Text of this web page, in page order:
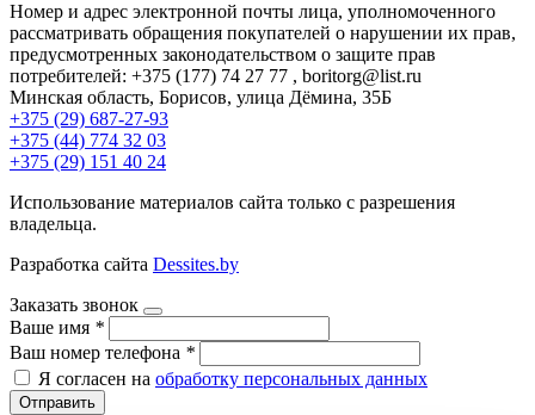
Номер и адрес электронной почты лица, уполномоченного
рассматривать обращения покупателей о нарушении их прав,
предусмотренных законодательством о защите прав
потребителей: +375 (177) 74 27 77 , boritorg@list.ru
Минская область, Борисов, улица Дёмина, 35Б
+375 (29) 687-27-93
+375 (44) 774 32 03
+375 (29) 151 40 24
Использование материалов сайта только с разрешения
владельца.
Разработка сайта Dessites.by
Заказать звонок
Ваше имя *
Ваш номер телефона *
Я согласен на обработку персональных данных
Отправить